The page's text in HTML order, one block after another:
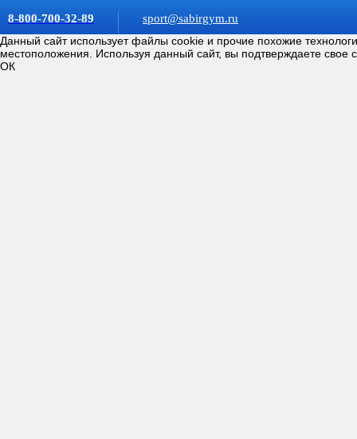
8-800-700-32-89
sport@sabirgym.ru
Данный сайт использует файлы cookie и прочие похожие
местоположения. Используя данный сайт, вы подтверждаете свое
ОК